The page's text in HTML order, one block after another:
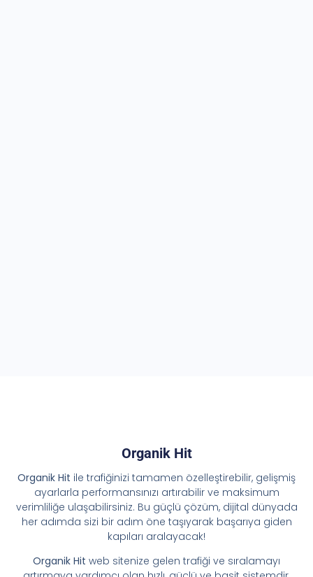
Organik Hit
Organik Hit ile trafiğinizi tamamen özelleştirebilir, gelişmiş
ayarlarla performansınızı artırabilir ve maksimum
verimliliğe ulaşabilirsiniz. Bu güçlü çözüm, dijital dünyada
her adımda sizi bir adım öne taşıyarak başarıya giden
kapıları aralayacak!
Organik Hit web sitenize gelen trafiği ve sıralamayı